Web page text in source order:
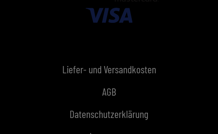
Liefer- und Versandkosten
AGB
Datenschutzerklärung